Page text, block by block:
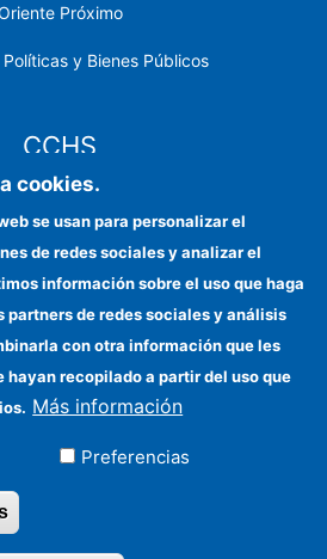
Próximo
y Bienes Públicos
CCHS
institucional
Ayudas FEDER
financiadores
Contacto
Cómo llegar
cookies.
se usan para personalizar el
de redes sociales y analizar el
información sobre el uso que haga
partners de redes sociales y análisis
con otra información que les
hayan recopilado a partir del uso que
Más información
Preferencias